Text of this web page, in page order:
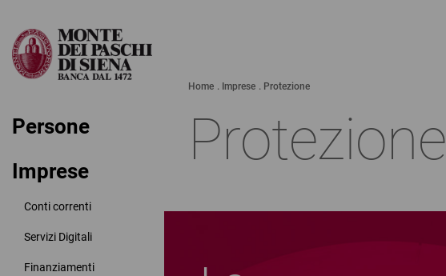
Persone
Conti correnti
Servizi Digitali
Finanziamenti
Imprese
Home Imprese Protezione
Protezione